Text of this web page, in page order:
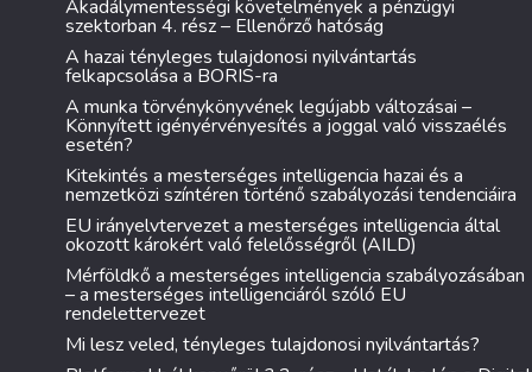
Akadálymentességi követelmények a pénzügyi
szektorban 4. rész – Ellenőrző hatóság
A hazai tényleges tulajdonosi nyilvántartás
felkapcsolása a BORIS-ra
A munka törvénykönyvének legújabb változásai –
Könnyített igényérvényesítés a joggal való visszaélés
esetén?
Kitekintés a mesterséges intelligencia hazai és a
nemzetközi színtéren történő szabályozási tendenciáira
EU irányelvtervezet a mesterséges intelligencia által
okozott károkért való felelősségről (AILD)
Mérföldkő a mesterséges intelligencia szabályozásában
– a mesterséges intelligenciáról szóló EU
rendelettervezet
Mi lesz veled, tényleges tulajdonosi nyilvántartás?